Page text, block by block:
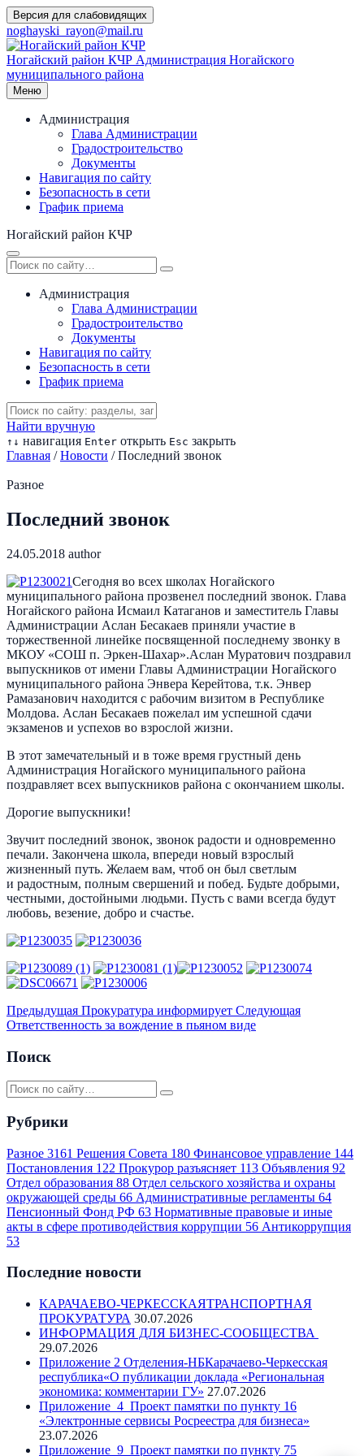
Перейти
к
содержимому
Версия для слабовидящих
noghayski_rayon@mail.ru
Ногайский район КЧР Администрация Ногайского
муниципального района
Меню
Администрация
Глава Администрации
Градостроительство
Документы
Навигация по сайту
Безопасность в сети
График приема
Ногайский район КЧР
Администрация
Глава Администрации
Градостроительство
Документы
Навигация по сайту
Безопасность в сети
График приема
Найти вручную
↑ ↓ навигация Enter открыть Esc закрыть
Главная / Новости / Последний звонок
Разное
Последний звонок
24.05.2018 author
Сегодня во всех школах Ногайского
муниципального района прозвенел последний звонок. Глава
Ногайского района Исмаил Катаганов и заместитель Главы
Администрации Аслан Бесакаев приняли участие в
торжественной линейке посвященной последнему звонку в
МКОУ «СОШ п. Эркен-Шахар».Аслан Муратович поздравил
выпускников от имени Главы Администрации Ногайского
муниципального района Энвера Керейтова, т.к. Энвер
Рамазанович находится с рабочим визитом в Республике
Молдова. Аслан Бесакаев пожелал им успешной сдачи
экзаменов и успехов во взрослой жизни.
В этот замечательный и в тоже время грустный день
Администрация Ногайского муниципального района
поздравляет всех выпускников района с окончанием школы.
Дорогие выпускники!
Звучит последний звонок, звонок радости и одновременно
печали. Закончена школа, впереди новый взрослый
жизненный путь. Желаем вам, чтоб он был светлым
и радостным, полным свершений и побед. Будьте добрыми,
честными, достойными людьми. Пусть с вами всегда будут
любовь, везение, добро и счастье.
Предыдущая Прокуратура информирует Следующая
Ответственность за вождение в пьяном виде
Поиск
Рубрики
Разное 3161 Решения Совета 180 Финансовое управление 144
Постановления 122 Прокурор разъясняет 113 Объявления 92
Отдел образования 88 Отдел сельского хозяйства и охраны
окружающей среды 66 Административные регламенты 64
Пенсионный Фонд РФ 63 Нормативные правовые и иные
акты в сфере противодействия коррупции 56 Антикоррупция
53
Последние новости
КАРАЧАЕВО-ЧЕРКЕССКАЯТРАНСПОРТНАЯ
ПРОКУРАТУРА 30.07.2026
ИНФОРМАЦИЯ ДЛЯ БИЗНЕС-СООБЩЕСТВА
29.07.2026
Приложение 2 Отделения-НБКарачаево-Черкесская
республика«О публикации доклада «Региональная
экономика: комментарии ГУ» 27.07.2026
Приложение_4_Проект памятки по пункту 16
«Электронные сервисы Росреестра для бизнеса»
23.07.2026
Приложение_9_Проект памятки по пункту 75